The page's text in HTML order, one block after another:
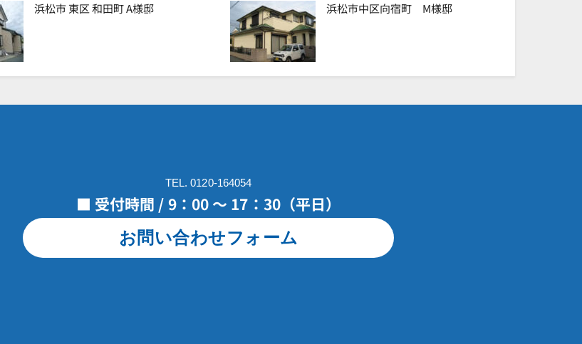
浜松市 東区 和田町 A様邸 浜松市中区向宿町 M様邸
TEL. 0120-164054
■ 受付時間 / 9：00 ～ 17：30（平日）
お問い合わせフォーム